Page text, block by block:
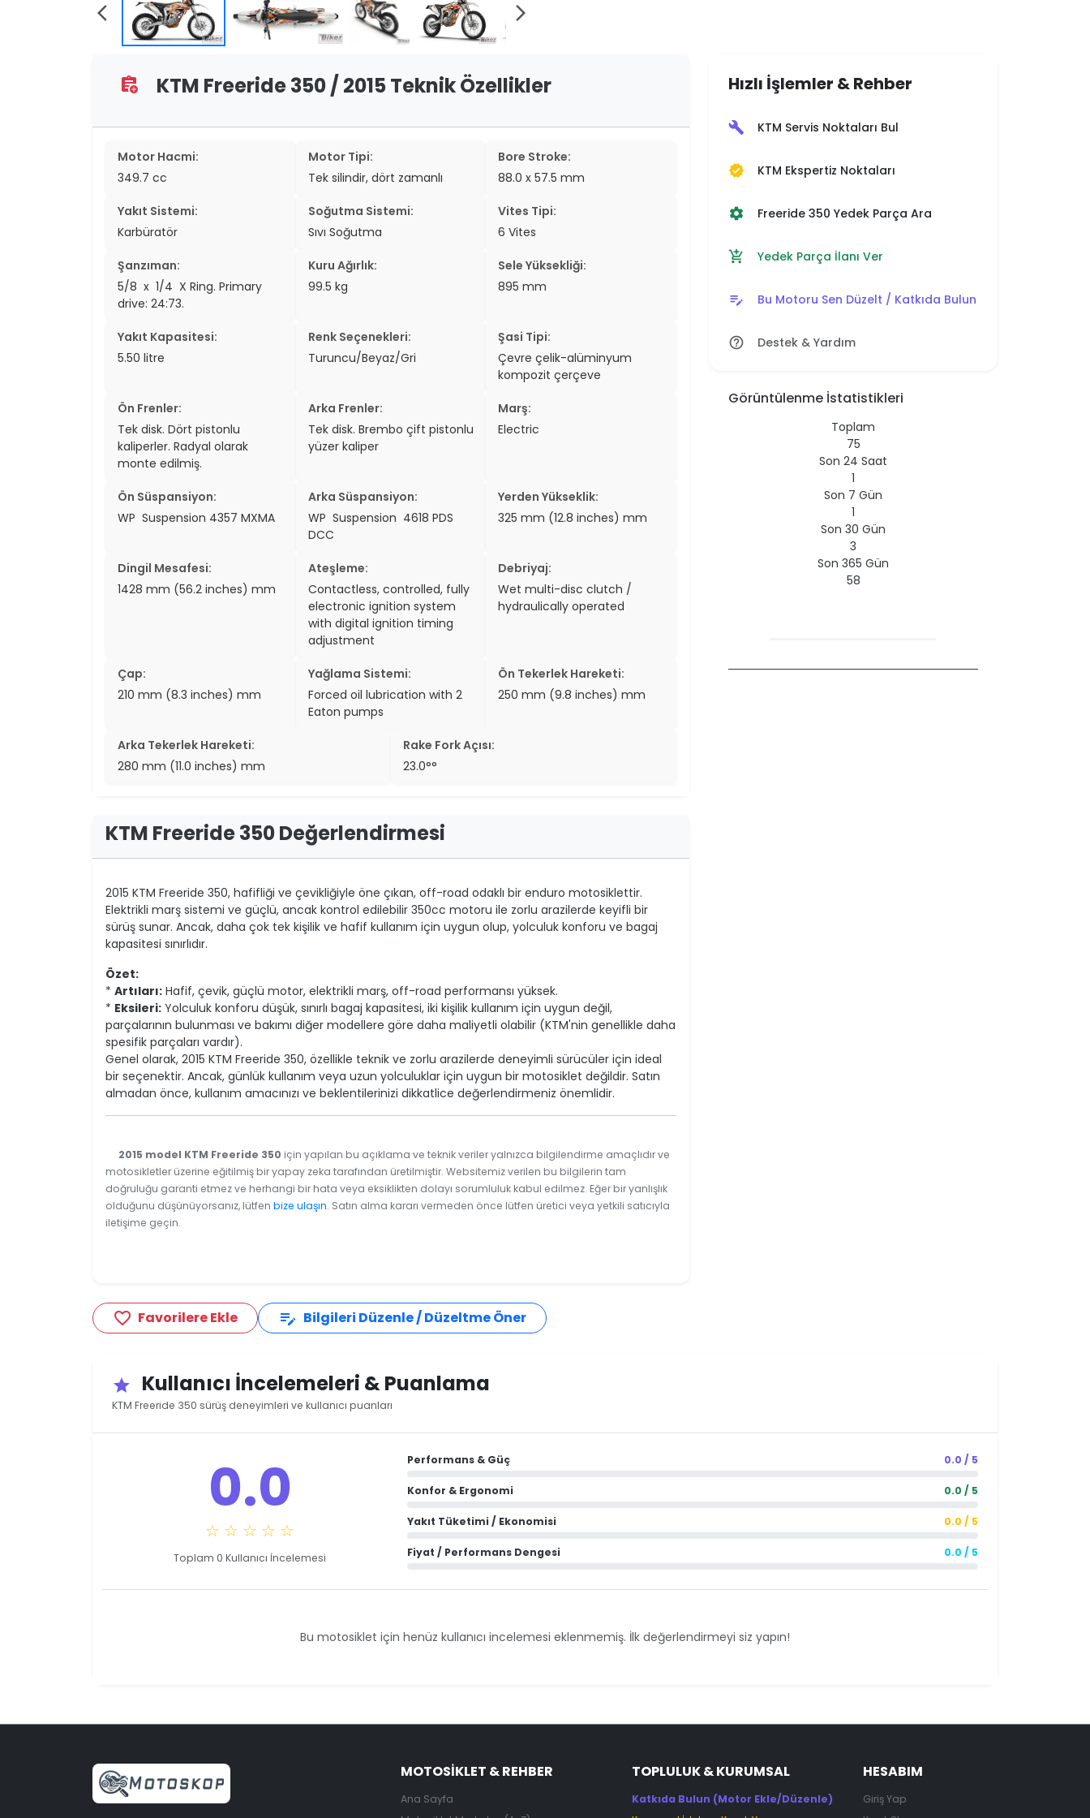
two_wheeler
grid_view
arrow_back_ios arrow_forward_ios
assignment_add KTM Freeride 350 / 2015 Teknik Özellikler
Motor Hacmi:
349.7 cc
Motor Tipi:
Tek silindir, dört zamanlı
Bore Stroke:
88.0 x 57.5 mm
Yakıt Sistemi:
Karbüratör
Soğutma Sistemi:
Sıvı Soğutma
Vites Tipi:
6 Vites
Şanzıman:
5/8 x 1/4  X Ring. Primary
drive: 24:73.
Kuru Ağırlık:
99.5 kg
Sele Yüksekliği:
895 mm
Yakıt Kapasitesi:
5.50 litre
Renk Seçenekleri:
Turuncu/Beyaz/Gri
Şasi Tipi:
Çevre çelik-alüminyum
kompozit çerçeve
Ön Frenler:
Tek disk. Dört pistonlu
kaliperler. Radyal olarak
monte edilmiş.
Arka Frenler:
Tek disk. Brembo çift pistonlu
yüzer kaliper
Marş:
Electric
Ön Süspansiyon:
WP Suspension 4357 MXMA
Arka Süspansiyon:
WP Suspension 4618 PDS
DCC
Yerden Yükseklik:
325 mm (12.8 inches) mm
Dingil Mesafesi:
1428 mm (56.2 inches) mm
Ateşleme:
Contactless, controlled, fully
electronic ignition system
with digital ignition timing
adjustment
Debriyaj:
Wet multi-disc clutch /
hydraulically operated
Çap:
210 mm (8.3 inches) mm
Yağlama Sistemi:
Forced oil lubrication with 2
Eaton pumps
Ön Tekerlek Hareketi:
250 mm (9.8 inches) mm
Arka Tekerlek Hareketi:
280 mm (11.0 inches) mm
Rake Fork Açısı:
23.0°°
KTM Freeride 350 Değerlendirmesi
2015 KTM Freeride 350, hafifliği ve çevikliğiyle öne çıkan, off-road odaklı bir enduro motosiklettir.
Elektrikli marş sistemi ve güçlü, ancak kontrol edilebilir 350cc motoru ile zorlu arazilerde keyifli bir
sürüş sunar. Ancak, daha çok tek kişilik ve hafif kullanım için uygun olup, yolculuk konforu ve bagaj
kapasitesi sınırlıdır.
Özet:
* Artıları: Hafif, çevik, güçlü motor, elektrikli marş, off-road performansı yüksek.
* Eksileri: Yolculuk konforu düşük, sınırlı bagaj kapasitesi, iki kişilik kullanım için uygun değil,
parçalarının bulunması ve bakımı diğer modellere göre daha maliyetli olabilir (KTM'nin genellikle daha
spesifik parçaları vardır).
Genel olarak, 2015 KTM Freeride 350, özellikle teknik ve zorlu arazilerde deneyimli sürücüler için ideal
bir seçenektir. Ancak, günlük kullanım veya uzun yolculuklar için uygun bir motosiklet değildir. Satın
almadan önce, kullanım amacınızı ve beklentilerinizi dikkatlice değerlendirmeniz önemlidir.
2015 model KTM Freeride 350 için yapılan bu açıklama ve teknik veriler yalnızca bilgilendirme amaçlıdır ve
motosikletler üzerine eğitilmiş bir yapay zeka tarafından üretilmiştir. Websitemiz verilen bu bilgilerin tam
doğruluğu garanti etmez ve herhangi bir hata veya eksiklikten dolayı sorumluluk kabul edilmez. Eğer bir yanlışlık
olduğunu düşünüyorsanız, lütfen bize ulaşın. Satın alma kararı vermeden önce lütfen üretici veya yetkili satıcıyla
iletişime geçin.
Hızlı İşlemler & Rehber
build KTM Servis Noktaları Bul
verified KTM Ekspertiz Noktaları
settings Freeride 350 Yedek Parça Ara
add_shopping_cart Yedek Parça İlanı Ver
edit_note Bu Motoru Sen Düzelt / Katkıda Bulun
help_outline Destek & Yardım
Görüntülenme İstatistikleri
Toplam
75
Son 24 Saat
1
Son 7 Gün
1
Son 30 Gün
3
Son 365 Gün
58
favorite_border Favorilere Ekle edit_note Bilgileri Düzenle / Düzeltme Öner
star Kullanıcı İncelemeleri & Puanlama
KTM Freeride 350 sürüş deneyimleri ve kullanıcı puanları
0.0
☆ ☆ ☆ ☆ ☆
Toplam 0 Kullanıcı İncelemesi
Performans & Güç 0.0 / 5
Konfor & Ergonomi 0.0 / 5
Yakıt Tüketimi / Ekonomisi 0.0 / 5
Fiyat / Performans Dengesi 0.0 / 5
Bu motosiklet için henüz kullanıcı incelemesi eklenmemiş. İlk değerlendirmeyi siz yapın!
MOTOSIKLET & REHBER
Ana Sayfa
TOPLULUK & KURUMSAL
Katkıda Bulun (Motor Ekle/Düzenle)
HESABIM
Giriş Yap